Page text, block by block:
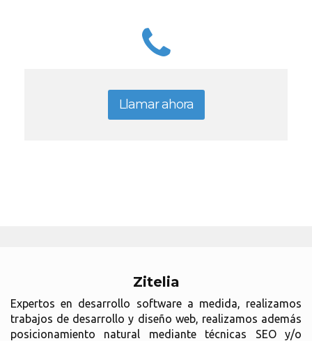
Llamar ahora
Zitelia
Expertos en desarrollo software a medida, realizamos
trabajos de desarrollo y diseño web, realizamos además
posicionamiento natural mediante técnicas SEO y/o